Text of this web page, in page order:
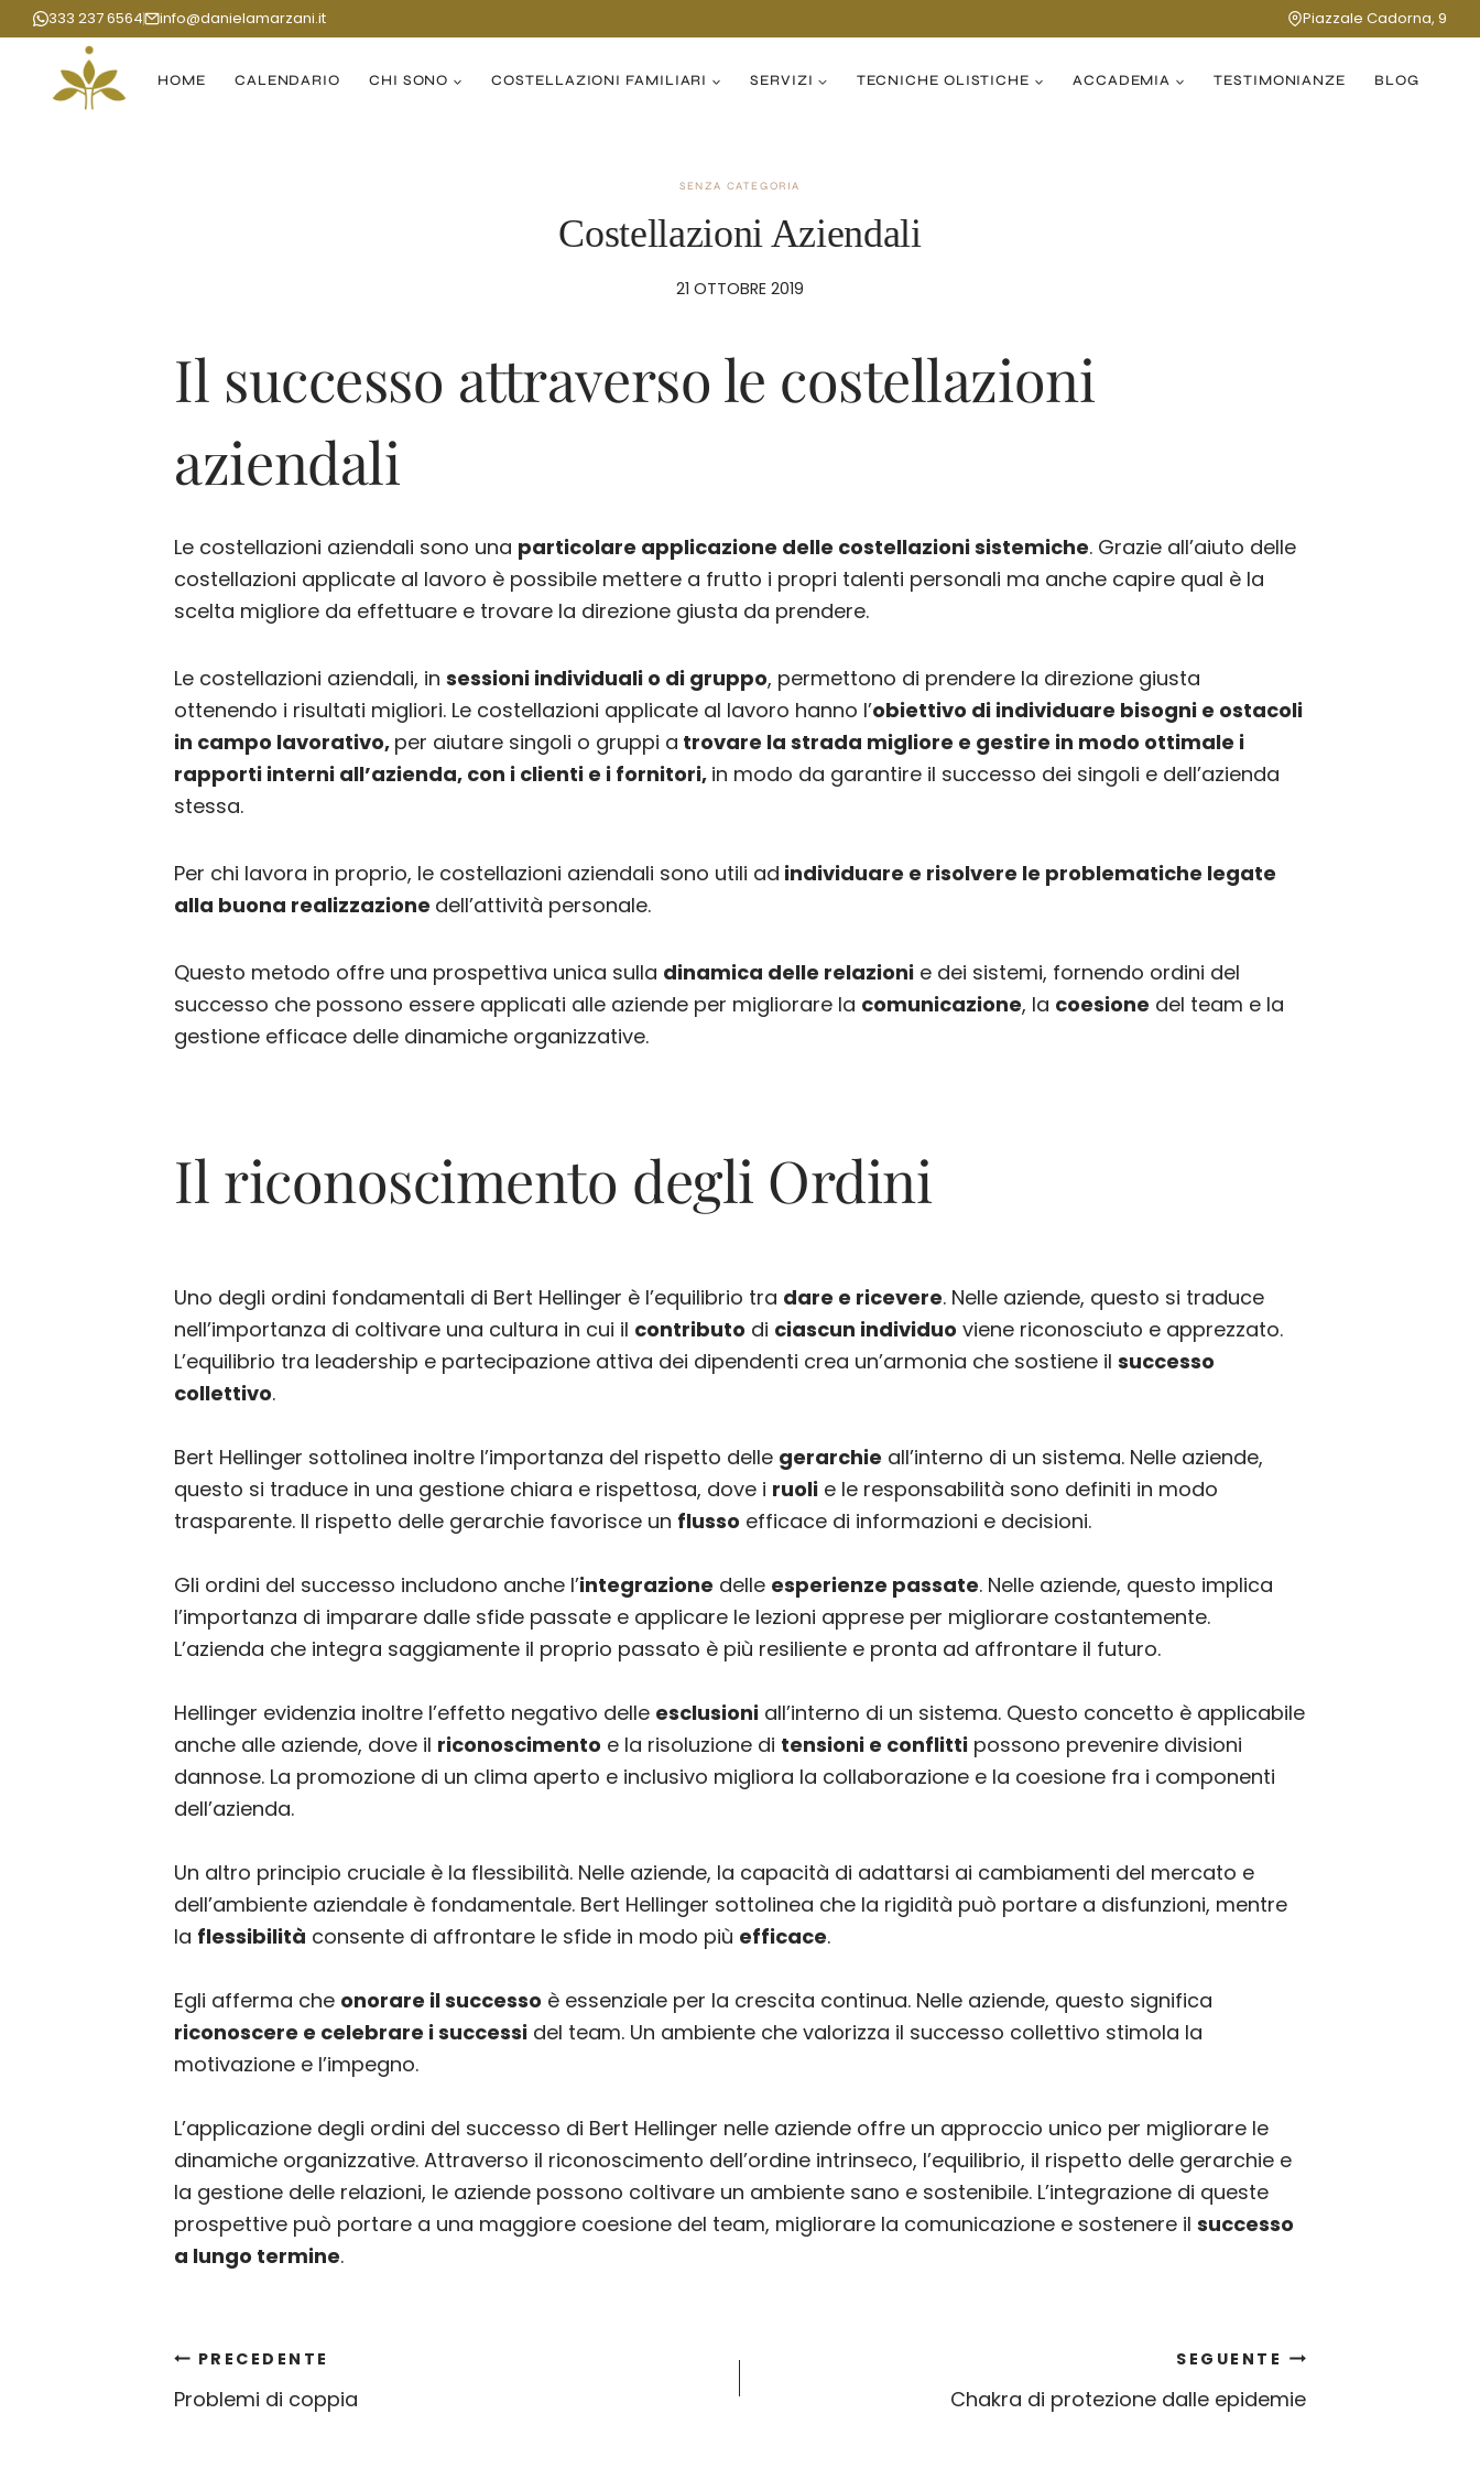
Salta
al
contenuto
333 237 6564 info@danielamarzani.it Piazzale Cadorna, 9
HOME CALENDARIO CHI SONO COSTELLAZIONI FAMILIARI SERVIZI TECNICHE OLISTICHE ACCADEMIA TESTIMONIANZE BLOG
SENZA CATEGORIA
Costellazioni Aziendali
21 OTTOBRE 2019
Il successo attraverso le costellazioni
aziendali
Le costellazioni aziendali sono una particolare applicazione delle costellazioni sistemiche. Grazie all’aiuto delle
costellazioni applicate al lavoro è possibile mettere a frutto i propri talenti personali ma anche capire qual è la
scelta migliore da effettuare e trovare la direzione giusta da prendere.
Le costellazioni aziendali, insessioni individuali o di gruppo, permettono di prendere la direzione giusta
ottenendo i risultati migliori. Le costellazioni applicate al lavoro hanno l’obiettivo di individuare bisogni e ostacoli
in campo lavorativo, per aiutare singoli o gruppi a trovare la strada migliore e gestire in modo ottimale i
rapporti interni all’azienda, con i clienti e i fornitori, in modo da garantire il successo dei singoli e dell’azienda
stessa.
Per chi lavora in proprio, le costellazioni aziendali sono utili ad individuare e risolvere le problematiche legate
alla buona realizzazione dell’attività personale.
Questo metodo offre una prospettiva unica sulla dinamica delle relazioni e dei sistemi, fornendo ordini del
successo che possono essere applicati alle aziende per migliorare la comunicazione, la coesione del team e la
gestione efficace delle dinamiche organizzative.
Il riconoscimento degli Ordini
Uno degli ordini fondamentali di Bert Hellinger è l’equilibrio tra dare e ricevere. Nelle aziende, questo si traduce
nell’importanza di coltivare una cultura in cui il contributo di ciascun individuo viene riconosciuto e apprezzato.
L’equilibrio tra leadership e partecipazione attiva dei dipendenti crea un’armonia che sostiene ilsuccesso
collettivo.
Bert Hellinger sottolinea inoltre l’importanza del rispetto delle gerarchie all’interno di un sistema. Nelle aziende,
questo si traduce in una gestione chiara e rispettosa, dove i ruoli e le responsabilità sono definiti in modo
trasparente. Il rispetto delle gerarchie favorisce un flusso efficace di informazioni e decisioni.
Gli ordini del successo includono anche l’integrazione delle esperienze passate. Nelle aziende, questo implica
l’importanza di imparare dalle sfide passate e applicare le lezioni apprese per migliorare costantemente.
L’azienda che integra saggiamente il proprio passato è più resiliente e pronta ad affrontare il futuro.
Hellinger evidenzia inoltre l’effetto negativo delle esclusioni all’interno di un sistema. Questo concetto è applicabile
anche alle aziende, dove il riconoscimento e la risoluzione di tensioni e conflitti possono prevenire divisioni
dannose. La promozione di un clima aperto e inclusivo migliora la collaborazione e la coesione fra i componenti
dell’azienda.
Un altro principio cruciale è la flessibilità. Nelle aziende, la capacità di adattarsi ai cambiamenti del mercato e
dell’ambiente aziendale è fondamentale. Bert Hellinger sottolinea che la rigidità può portare a disfunzioni, mentre
la flessibilità consente di affrontare le sfide in modo più efficace.
Egli afferma che onorare il successo è essenziale per la crescita continua. Nelle aziende, questo significa
riconoscere e celebrare i successi del team. Un ambiente che valorizza il successo collettivo stimola la
motivazione e l’impegno.
L’applicazione degli ordini del successo di Bert Hellinger nelle aziende offre un approccio unico per migliorare le
dinamiche organizzative. Attraverso il riconoscimento dell’ordine intrinseco, l’equilibrio, il rispetto delle gerarchie e
la gestione delle relazioni, le aziende possono coltivare un ambiente sano e sostenibile. L’integrazione di queste
prospettive può portare a una maggiore coesione del team, migliorare la comunicazione e sostenere ilsuccesso
a lungo termine.
Navigazione
PRECEDENTE
Problemi di coppia
SEGUENTE
Chakra di protezione dalle epidemie